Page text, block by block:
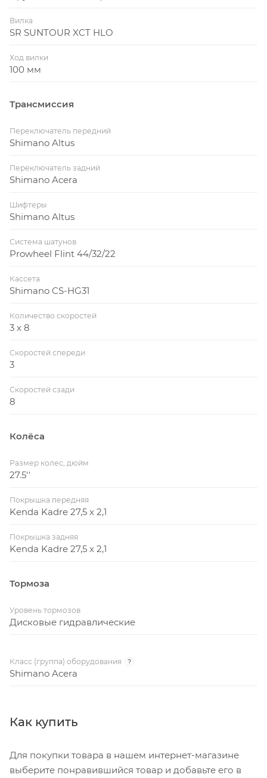
Вилка
SR SUNTOUR XCT HLO
Ход вилки
100 мм
Трансмиссия
Переключатель передний
Shimano Altus
Переключатель задний
Shimano Acera
Шифтеры
Shimano Altus
Система шатунов
Prowheel Flint 44/32/22
Кассета
Shimano CS-HG31
Количество скоростей
3 x 8
Скоростей спереди
3
Скоростей сзади
8
Колёса
Размер колес, дюйм
27.5''
Покрышка передняя
Kenda Kadre 27,5 x 2,1
Покрышка задняя
Kenda Kadre 27,5 x 2,1
Тормоза
Уровень тормозов
Дисковые гидравлические
Класс (группа) оборудования ?
Shimano Acera
Как купить
Для покупки товара в нашем интернет-магазине
выберите понравившийся товар и добавьте его в